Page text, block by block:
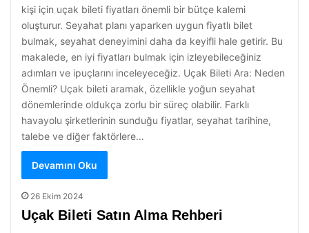
kişi için uçak bileti fiyatları önemli bir bütçe kalemi
oluşturur. Seyahat planı yaparken uygun fiyatlı bilet
bulmak, seyahat deneyimini daha da keyifli hale getirir. Bu
makalede, en iyi fiyatları bulmak için izleyebileceğiniz
adımları ve ipuçlarını inceleyeceğiz. Uçak Bileti Ara: Neden
Önemli? Uçak bileti aramak, özellikle yoğun seyahat
dönemlerinde oldukça zorlu bir süreç olabilir. Farklı
havayolu şirketlerinin sunduğu fiyatlar, seyahat tarihine,
talebe ve diğer faktörlere…
Devamını Oku
26 Ekim 2024
Uçak Bileti Satın Alma Rehberi